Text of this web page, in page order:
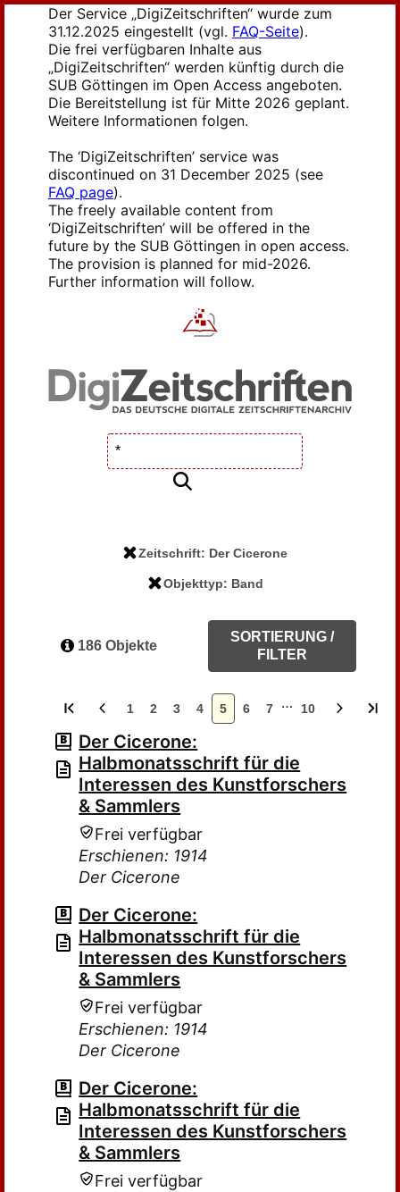
Der Service „DigiZeitschriften“ wurde zum
31.12.2025 eingestellt (vgl. FAQ-Seite).
Die frei verfügbaren Inhalte aus
„DigiZeitschriften“ werden künftig durch die
SUB Göttingen im Open Access angeboten.
Die Bereitstellung ist für Mitte 2026 geplant.
Weitere Informationen folgen.
The ‘DigiZeitschriften’ service was
discontinued on 31 December 2025 (see
FAQ page).
The freely available content from
‘DigiZeitschriften’ will be offered in the
future by the SUB Göttingen in open access.
The provision is planned for mid-2026.
Further information will follow.
Zeitschrift: Der Cicerone
Objekttyp: Band
186 Objekte
SORTIERUNG /
FILTER
1 2 3 4 5 6 7 … 10
Der Cicerone:
Halbmonatsschrift für die
Interessen des Kunstforschers
& Sammlers
Frei verfügbar
Erschienen: 1914
Der Cicerone
Der Cicerone:
Halbmonatsschrift für die
Interessen des Kunstforschers
& Sammlers
Frei verfügbar
Erschienen: 1914
Der Cicerone
Der Cicerone:
Halbmonatsschrift für die
Interessen des Kunstforschers
& Sammlers
Frei verfügbar